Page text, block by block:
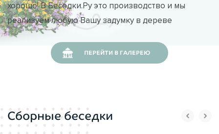
хорошо! В Беседки.Ру это производство и мы
реализуем любую Вашу задумку в дереве
ПЕРЕЙТИ В ГАЛЕРЕЮ
Сборные беседки